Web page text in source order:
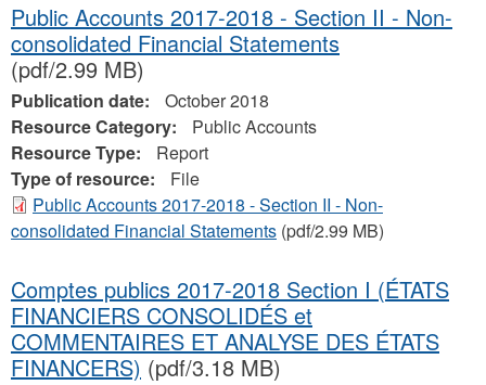
Public Accounts 2017-2018 - Section II - Non-
consolidated Financial Statements
(pdf/2.99 MB)
Publication date:
October 2018
Resource Category:
Public Accounts
Resource Type:
Report
Type of resource:
File
Public Accounts 2017-2018 - Section II - Non-
consolidated Financial Statements (pdf/2.99 MB)
Comptes publics 2017-2018 Section I (ÉTATS
FINANCIERS CONSOLIDÉS et
COMMENTAIRES ET ANALYSE DES ÉTATS
FINANCERS) (pdf/3.18 MB)